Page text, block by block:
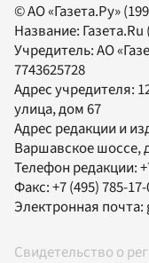
© АО «Газета.Ру»
Название: Газета.Ru
Учредитель:АО
7743625728
Адрес учредителя:
улица, дом 67
Адрес редакции и
Варшавское шоссе,
Телефон редакции:
Факс:+7 (495) 785-
Электронная почта:
Свидетельство о